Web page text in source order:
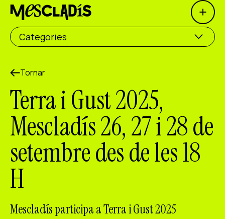
Open
Productora social
Productora d'experiències
Productora d'ocupació
Productora de coneixement
Productora cultural
Agenda
Els nostres tallers
Blog
Contacte
Categories
Tornar
Terra i Gust 2025,
Mescladís 26, 27 i 28 de
setembre des de les 18
H
Mescladís participa a Terra i Gust 2025